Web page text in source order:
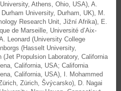
Athens, Ohio, USA), A.
University, Durham, UK), M.
Research Unit, Jižní Afrika), E.
de Marseille, Université d’Aix-
Leonard (University College
(Hasselt University,
(Jet Propulsion Laboratory, California
California, USA; California
California, USA), I. Mohammed
Zürich, Švýcarsko), D. Nagai